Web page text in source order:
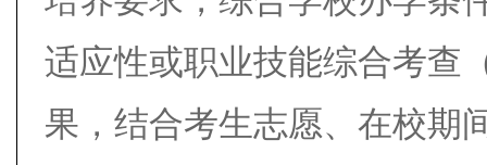
适应性或职业技能综合考查
果，结合考生志愿、在校期